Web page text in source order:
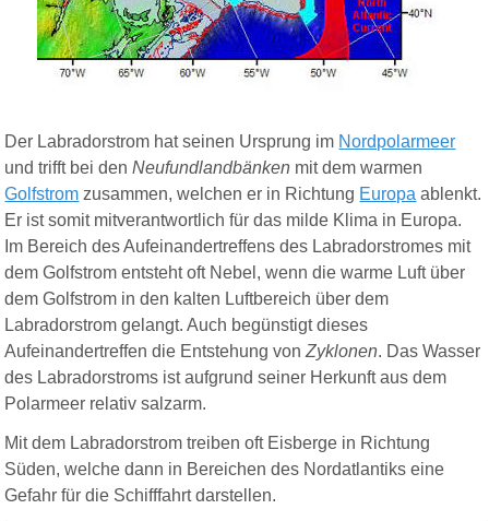
Der Labradorstrom hat seinen Ursprung im Nordpolarmeer
und trifft bei denNeufundlandbänken mit dem warmen
Golfstrom zusammen, welchen er in Richtung Europa ablenkt.
Er ist somit mitverantwortlich für das milde Klima in Europa.
Im Bereich des Aufeinandertreffens des Labradorstromes mit
dem Golfstrom entsteht oft Nebel, wenn die warme Luft über
dem Golfstrom in den kalten Luftbereich über dem
Labradorstrom gelangt. Auch begünstigt dieses
Aufeinandertreffen die Entstehung vonZyklonen. Das Wasser
des Labradorstroms ist aufgrund seiner Herkunft aus dem
Polarmeer relativ salzarm.
Mit dem Labradorstrom treiben oft Eisberge in Richtung
Süden, welche dann in Bereichen des Nordatlantiks eine
Gefahr für die Schifffahrt darstellen.